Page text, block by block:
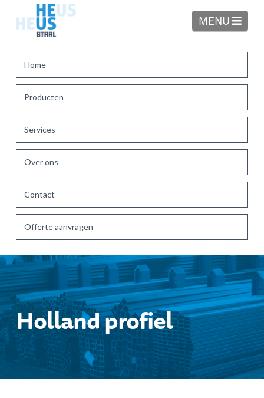
MENU
Home
Producten
Services
Over ons
Contact
Offerte aanvragen
Holland profiel